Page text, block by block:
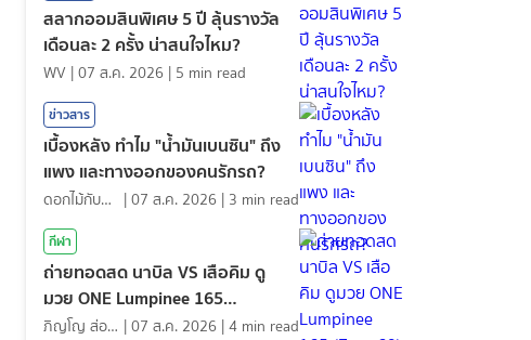
สลากออมสินพิเศษ 5 ปี ลุ้นรางวัล
เดือนละ 2 ครั้ง น่าสนใจไหม?
WV |07 ส.ค. 2026 | 5 min read
ข่าวสาร
เบื้องหลัง ทำไม "น้ำมันเบนซิน" ถึง
แพง และทางออกของคนรักรถ?
ดอกไม้กับสายน้ำ |07 ส.ค. 2026 | 3 min read
กีฬา
ถ่ายทอดสด นาบิล VS เสือคิม ดู
มวย ONE Lumpinee 165
(7ส.ค.69)ภิญโญ ส่องแสง |07 ส.ค. 2026 |4 min read